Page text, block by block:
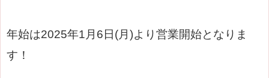
年始は2025年1月6日(月)より営業開始となりま
す！